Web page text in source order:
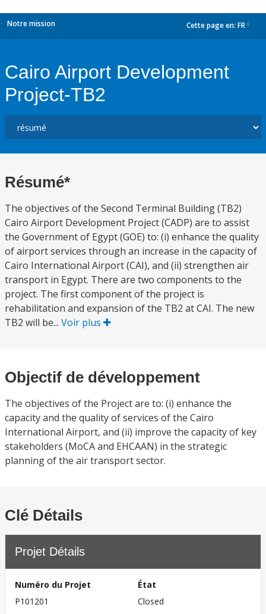
Notre mission Cette page en: FR
Cairo Airport Development
Project-TB2
Résumé*
The objectives of the Second Terminal Building (TB2)
Cairo Airport Development Project (CADP) are to assist
the Government of Egypt (GOE) to: (i) enhance the quality
of airport services through an increase in the capacity of
Cairo International Airport (CAI), and (ii) strengthen air
transport in Egypt. There are two components to the
project. The first component of the project is
rehabilitation and expansion of the TB2 at CAI. The new
TB2 will be... Voir plus
Objectif de développement
The objectives of the Project are to: (i) enhance the
capacity and the quality of services of the Cairo
International Airport, and (ii) improve the capacity of key
stakeholders (MoCA and EHCAAN) in the strategic
planning of the air transport sector.
Clé Détails
Projet Détails
Numéro du Projet
P101201
État
Closed